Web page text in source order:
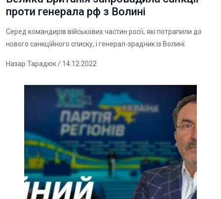
проти генерала рф з Волині
Серед командирів військових частин росії, які потрапили до
нового санкційного списку, і генерал-зрадник із Волині.
Назар Тарадюк/ 14.12.2022